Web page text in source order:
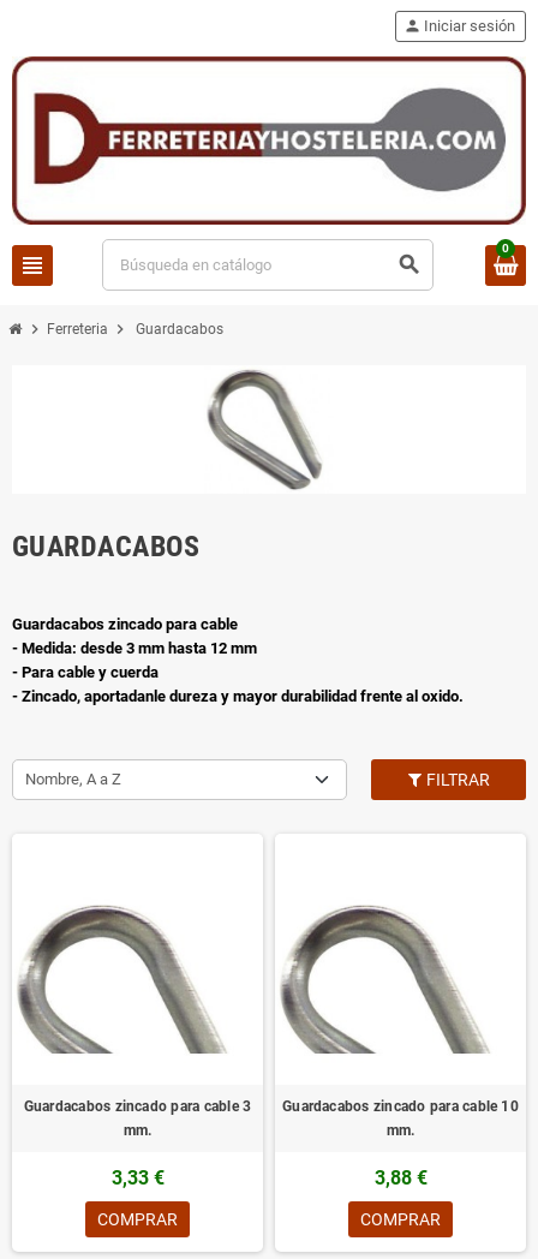
view_headline search
person Iniciar sesión
0
chevron_right Ferreteria chevron_right Guardacabos
GUARDACABOS
Guardacabos zincado para cable
- Medida: desde 3 mm hasta 12 mm
- Para cable y cuerda
- Zincado, aportadanle dureza y mayor durabilidad frente al oxido.
Nombre, A a Z FILTRAR
Guardacabos zincado para cable 3
mm.
3,33 €
COMPRAR
Guardacabos zincado para cable 10
mm.
3,88 €
COMPRAR